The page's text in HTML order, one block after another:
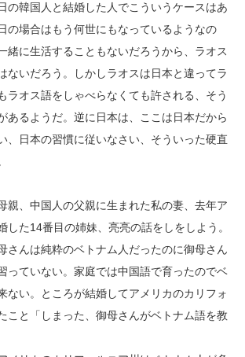
の韓国人と結婚した人でこういうケースはあ
の場合はもう何世にもなっているようなの
緒に生活することもないだろうから、ラオス
ないだろう。しかしラオスは日本と違ってラ
ラオス語をしゃべらなくても許される、そう
あるようだ。逆に日本は、ここは日本だから
、日本の習慣に従いなさい、そういった硬直
親、中国人の父親に生まれた私の妻、去年ア
した14番目の姉妹、亮亮の話をしをしよう。
さんは純粋のベトナム人だったのに御母さん
っていない。家庭では中国語で育ったのでベ
ない。ところが結婚してアメリカのカリフォ
こと「しまった、御母さんがベトナム語を教